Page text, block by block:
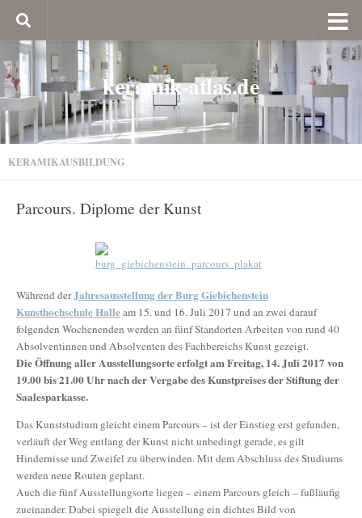
keramik-atlas.de
KERAMIKAUSBILDUNG
Parcours. Diplome der Kunst
Während derJahresausstellung der Burg Giebichenstein
Kunsthochschule Halleam 15. und 16. Juli 2017 und an zwei darauf
folgenden Wochenenden werden an fünf Standorten Arbeiten von rund 40
Absolventinnen und Absolventen des Fachbereichs Kunst gezeigt.
Die Öffnung aller Ausstellungsorte erfolgt am Freitag, 14. Juli 2017 von
19.00 bis 21.00 Uhr nach der Vergabe des Kunstpreises der Stiftung der
Saalesparkasse.
Das Kunststudium gleicht einem Parcours – ist der Einstieg erst gefunden,
verläuft der Weg entlang der Kunst nicht unbedingt gerade, es gilt
Hindernisse und Zweifel zu überwinden. Mit dem Abschluss des Studiums
werden neue Routen geplant.
Auch die fünf Ausstellungsorte liegen – einem Parcours gleich – fußläufig
zueinander. Dabei spiegelt die Ausstellung ein dichtes Bild von